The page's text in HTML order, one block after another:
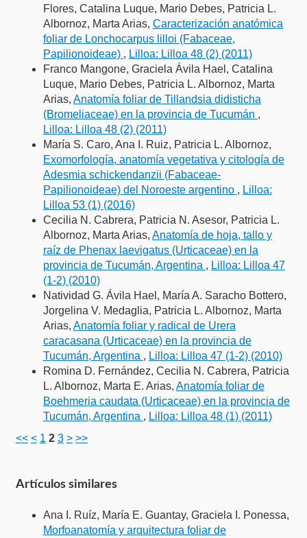
Flores, Catalina Luque, Mario Debes, Patricia L.
Albornoz, Marta Arias, Caracterización anatómica
foliar de Lonchocarpus lilloi (Fabaceae,
Papilionoideae) , Lilloa: Lilloa 48 (2) (2011)
Franco Mangone, Graciela Ávila Hael, Catalina
Luque, Mario Debes, Patricia L. Albornoz, Marta
Arias, Anatomía foliar de Tillandsia didisticha
(Bromeliaceae) en la provincia de Tucumán ,
Lilloa: Lilloa 48 (2) (2011)
María S. Caro, Ana I. Ruiz, Patricia L. Albornoz,
Exomorfología, anatomía vegetativa y citología de
Adesmia schickendanzii (Fabaceae-
Papilionoideae) del Noroeste argentino , Lilloa:
Lilloa 53 (1) (2016)
Cecilia N. Cabrera, Patricia N. Asesor, Patricia L.
Albornoz, Marta Arias, Anatomía de hoja, tallo y
raíz de Phenax laevigatus (Urticaceae) en la
provincia de Tucumán, Argentina , Lilloa: Lilloa 47
(1-2) (2010)
Natividad G. Ávila Hael, María A. Saracho Bottero,
Jorgelina V. Medaglia, Patricia L. Albornoz, Marta
Arias, Anatomía foliar y radical de Urera
caracasana (Urticaceae) en la provincia de
Tucumán, Argentina , Lilloa: Lilloa 47 (1-2) (2010)
Romina D. Fernández, Cecilia N. Cabrera, Patricia
L. Albornoz, Marta E. Arias, Anatomía foliar de
Boehmeria caudata (Urticaceae) en la provincia de
Tucumán, Argentina , Lilloa: Lilloa 48 (1) (2011)
<< < 1 2 3 > >>
Artículos similares
Ana I. Ruíz, María E. Guantay, Graciela I. Ponessa,
Morfoanatomía y arquitectura foliar de